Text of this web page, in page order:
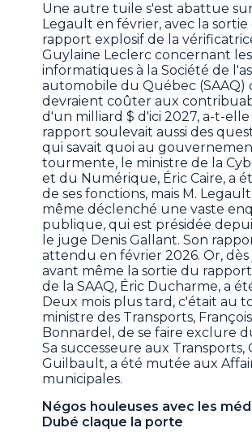
Une autre tuile s'est abattue
Legault en février, avec la
rapport explosif de la
Guylaine Leclerc concernant
informatiques à la Société de
automobile du Québec (SAAQ)
devraient coûter aux
d'un milliard $ d'ici 2027, a-t-elle
rapport soulevait aussi des
qui savait quoi au
tourmente, le ministre de la
et du Numérique, Éric Caire, a
de ses fonctions, mais M.
même déclenché une vaste
publique, qui est présidée
le juge Denis Gallant. Son
attendu en février 2026. Or,
avant même la sortie du
de la SAAQ, Éric Ducharme, a
Deux mois plus tard, c'était au
ministre des Transports, François
Bonnardel, de se faire exclure
Sa successeure aux Transports,
Guilbault, a été mutée aux
municipales.
Négos houleuses avec les
Dubé claque la porte